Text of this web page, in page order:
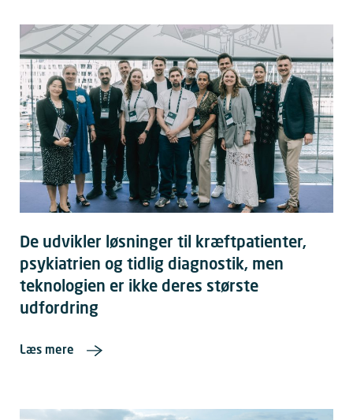
De udvikler løsninger til kræftpatienter,
psykiatrien og tidlig diagnostik, men
teknologien er ikke deres største
udfordring
Læs mere